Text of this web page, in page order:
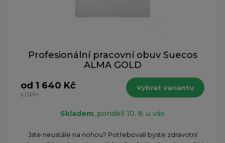
Profesionální pracovní obuv Suecos
ALMA GOLD
od 1 640 Kč
s DPH
Vybrat variantu
Skladem, pondělí 10. 8. u vás
Jste neustále na nohou? Potřebovali byste zdravotní